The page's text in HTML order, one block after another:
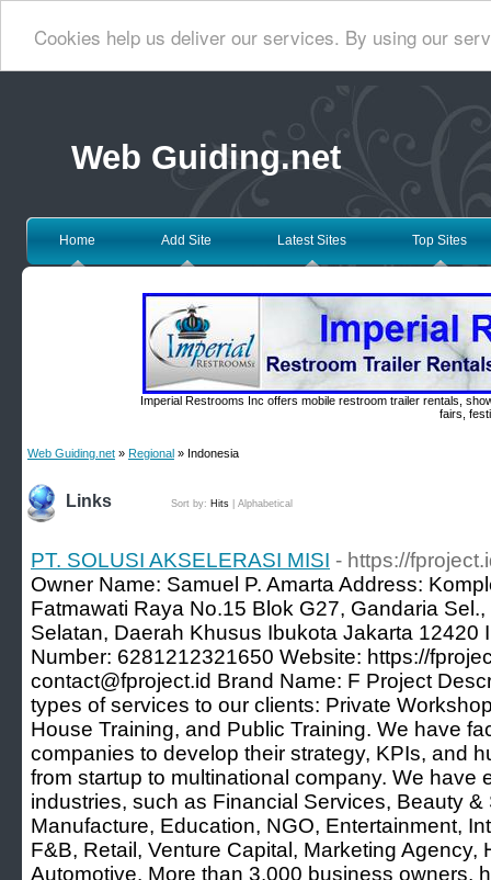
Cookies help us deliver our services. By using our
Web Guiding.net
Home Add Site Latest Sites Top Sites
Imperial Restrooms Inc offers mobile restroom trailer rentals,
fairs,
Web Guiding.net » Regional » Indonesia
Links Sort by: Hits Alphabetical
PT. SOLUSI AKSELERASI MISI - https://
Owner Name: Samuel P. Amarta Address:
Fatmawati Raya No.15 Blok G27, Gandaria
Selatan, Daerah Khusus Ibukota Jakarta 12420
Number: 6281212321650 Website: https://
contact@fproject.id Brand Name: F Project
types of services to our clients: Private
House Training, and Public Training. We have
companies to develop their strategy, KPIs, and
from startup to multinational company. We have
industries, such as Financial Services, Beauty &
Manufacture, Education, NGO, Entertainment,
F&B, Retail, Venture Capital, Marketing Agency,
Automotive. More than 3.000 business owners,